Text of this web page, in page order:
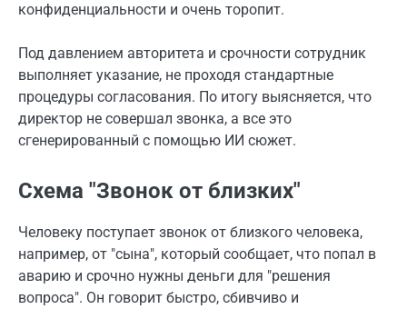
конфиденциальности и очень торопит.
Под давлением авторитета и срочности сотрудник
выполняет указание, не проходя стандартные
процедуры согласования. По итогу выясняется, что
директор не совершал звонка, а все это
сгенерированный с помощью ИИ сюжет.
Схема "Звонок от близких"
Человеку поступает звонок от близкого человека,
например, от "сына", который сообщает, что попал в
аварию и срочно нужны деньги для "решения
вопроса". Он говорит быстро, сбивчиво и